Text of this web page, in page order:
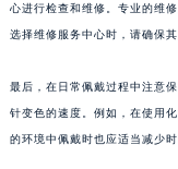
心进行检查和维修。专业的维
选择维修服务中心时，请确保
最后，在日常佩戴过程中注意
针变色的速度。例如，在使用
的环境中佩戴时也应适当减少时